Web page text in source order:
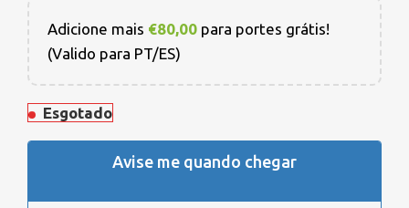
Adicione mais €80,00 para portes grátis!
(Valido para PT/ES)
Esgotado
Avise me quando chegar